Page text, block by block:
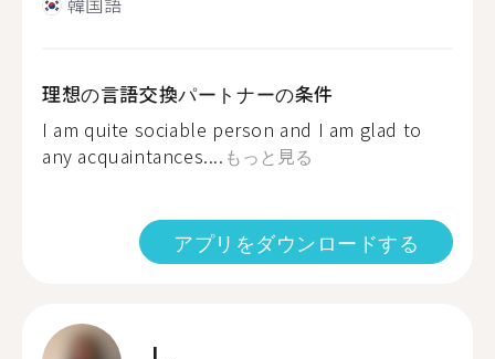
理想の言語交換パートナーの条件
I am quite sociable person and I am glad to
any acquaintances.... もっと見る
アプリをダウンロードする